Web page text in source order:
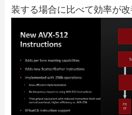
装する場合に比べて効率が改